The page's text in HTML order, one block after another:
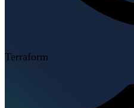
Terraform